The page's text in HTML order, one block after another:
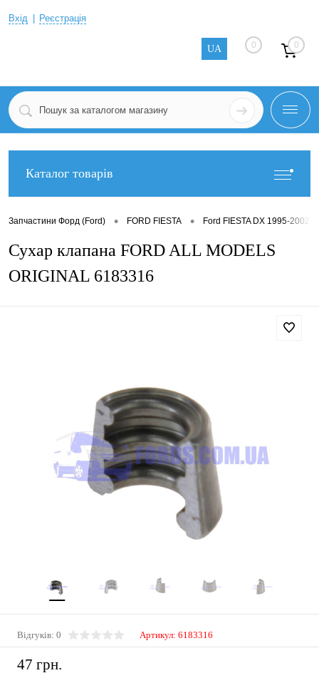
Вхід Реєстрація
UA 0 0
Каталог товарів
Запчастини Форд (Ford) • FORD FIESTA • Ford FIESTA DX 1995-2002
Сухар клапана FORD ALL MODELS
ORIGINAL 6183316
Відгуків: 0 Артикул: 6183316
47 грн.